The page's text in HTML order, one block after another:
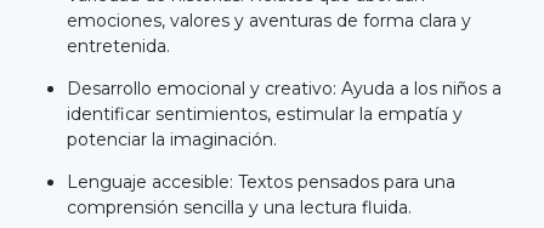
emociones, valores y aventuras de forma clara y
entretenida.
Desarrollo emocional y creativo: Ayuda a los niños a
identificar sentimientos, estimular la empatía y
potenciar la imaginación.
Lenguaje accesible: Textos pensados para una
comprensión sencilla y una lectura fluida.